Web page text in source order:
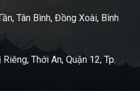
Tân Bình, Đồng Xoài, Bình
Thới An, Quận 12, Tp.